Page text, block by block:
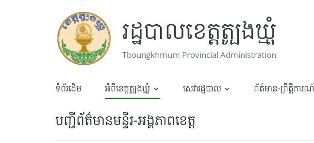
រដ្ឋបាលខេត្តត្បូងឃ្មុំ
Tboungkhmum Provincial Administration
ទំព័រដើម អំពីខេត្តត្បូងឃ្មុំ សេវារដ្ឋបាល ព័ត៌មាន-ព្រឹត្តិការណ៍
បញ្ជីព័ត៌មានមន្ទីរ-អង្គភាពខេត្ត